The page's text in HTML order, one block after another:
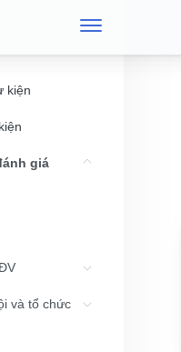
kiện
giá
và tổ chức